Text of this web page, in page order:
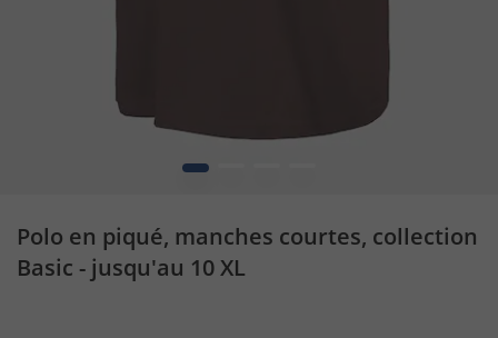
1
Polo en piqué, manches courtes, collection
Basic - jusqu'au 10 XL